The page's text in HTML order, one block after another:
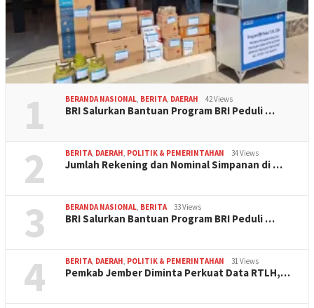
1 BERANDA NASIONAL, BERITA, DAERAH 42 Views
BRI Salurkan Bantuan Program BRI Peduli …
2 BERITA, DAERAH, POLITIK & PEMERINTAHAN 34 Views
Jumlah Rekening dan Nominal Simpanan di …
3 BERANDA NASIONAL, BERITA 33 Views
BRI Salurkan Bantuan Program BRI Peduli …
4 BERITA, DAERAH, POLITIK & PEMERINTAHAN 31 Views
Pemkab Jember Diminta Perkuat Data RTLH,…